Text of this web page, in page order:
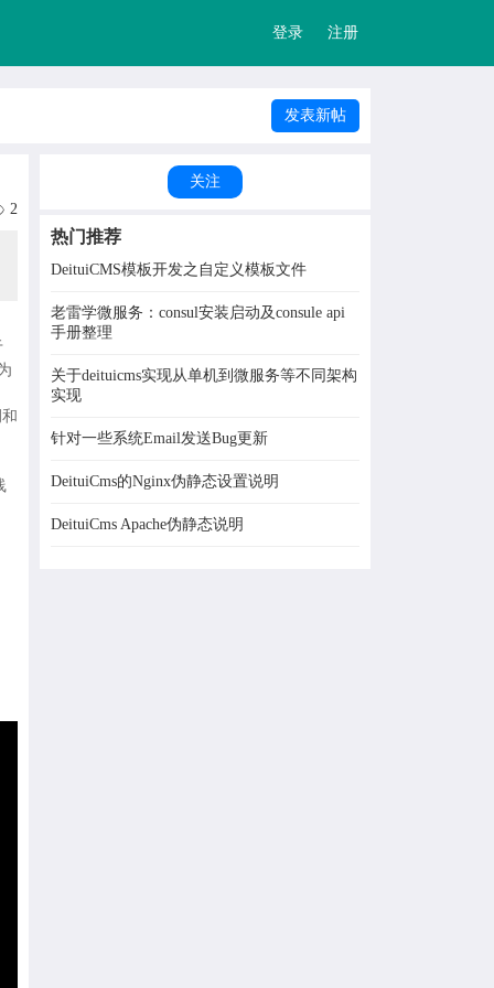
登录 注册
发表新帖
2
关注
热门推荐
DeituiCMS模板开发之自定义模板文件
老雷学微服务：consul安装启动及consule api
手册整理
关于deituicms实现从单机到微服务等不同架构
实现
针对一些系统Email发送Bug更新
DeituiCms的Nginx伪静态设置说明
DeituiCms Apache伪静态说明